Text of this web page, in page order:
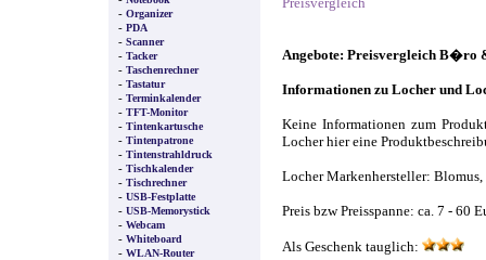
- Organizer
- PDA
- Scanner
- Tacker
- Taschenrechner
- Tastatur
- Terminkalender
- TFT-Monitor
- Tintenkartusche
- Tintenpatrone
- Tintenstrahldruck
- Tischkalender
- Tischrechner
- USB-Festplatte
- USB-Memorystick
- Webcam
- Whiteboard
- WLAN-Router
Preisvergleich
Angebote: Preisvergleich B�ro
Informationen zu Locher und
Keine Informationen zum
Locher hier eine
Locher Markenhersteller:
Preis bzw Preisspanne: ca. 7 - 60
Als Geschenk tauglich: